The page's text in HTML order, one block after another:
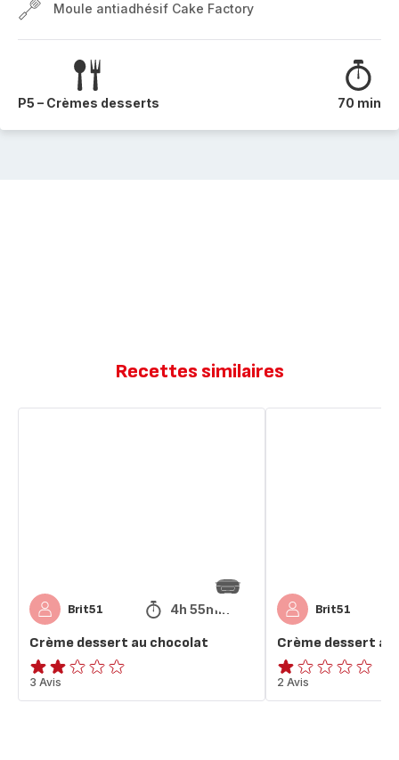
Moule antiadhésif Cake Factory
P5 – Crèmes desserts 70 min
Recettes similaires
Brit51 4h 55min
Crème dessert au chocolat
Avis
2
3 Avis
Brit51
Crème dessert
Avis
1
2 Avis